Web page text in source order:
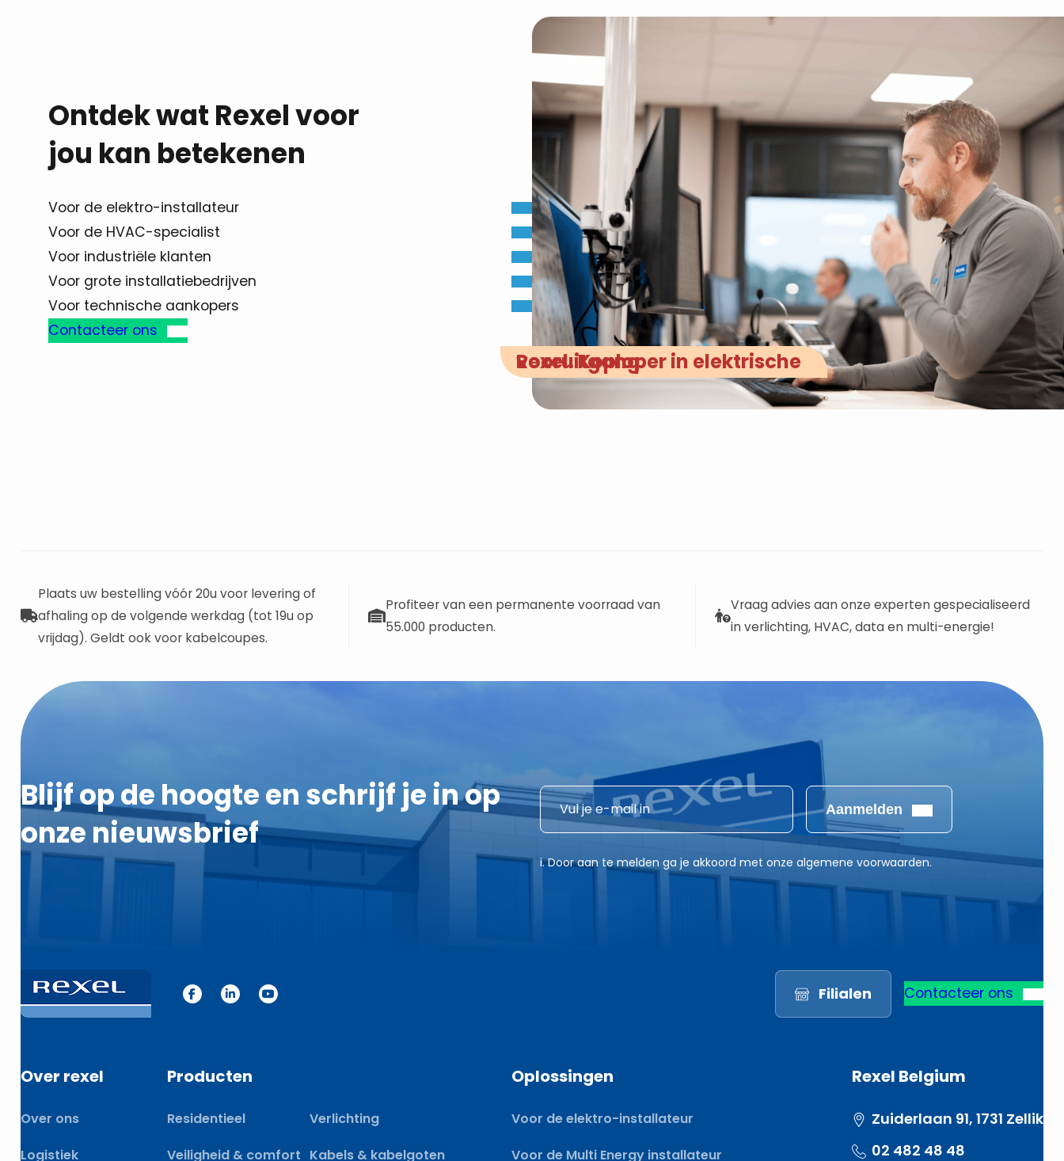
Ontdek wat Rexel voor
jou kan betekenen
Voor de elektro-installateur
Voor de HVAC-specialist
Voor industriële klanten
Voor grote installatiebedrijven
Voor technische aankopers
Contacteer ons
Rexel. Koploper in elektrische vooruitgang
Plaats uw bestelling vóór 20u voor levering of
afhaling op de volgende werkdag (tot 19u op
vrijdag). Geldt ook voor kabelcoupes.
Profiteer van een permanente voorraad van
55.000 producten.
Vraag advies aan onze experten gespecialiseerd
in verlichting, HVAC, data en multi-energie!
Blijf op de hoogte en schrijf je in op
onze nieuwsbrief
*
E
-
m
E
-
a
Aanmelden
i. Door aan te melden ga je akkoord met onze algemene voorwaarden.
Filialen Contacteer ons
Over rexel
Over ons
Logistiek
Producten
Residentieel
Verlichting
Veiligheid & comfort Kabels & kabelgoten
Oplossingen
Voor de elektro-installateur
Voor de Multi Energy installateur
Rexel Belgium
Zuiderlaan 91, 1731 Zellik
02 482 48 48